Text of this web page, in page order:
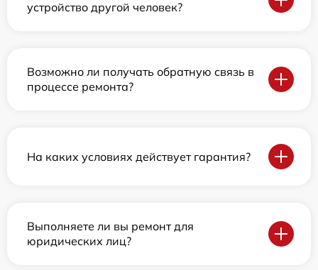
устройство другой человек?
Возможно ли получать обратную связь в
процессе ремонта?
На каких условиях действует гарантия?
Выполняете ли вы ремонт для
юридических лиц?